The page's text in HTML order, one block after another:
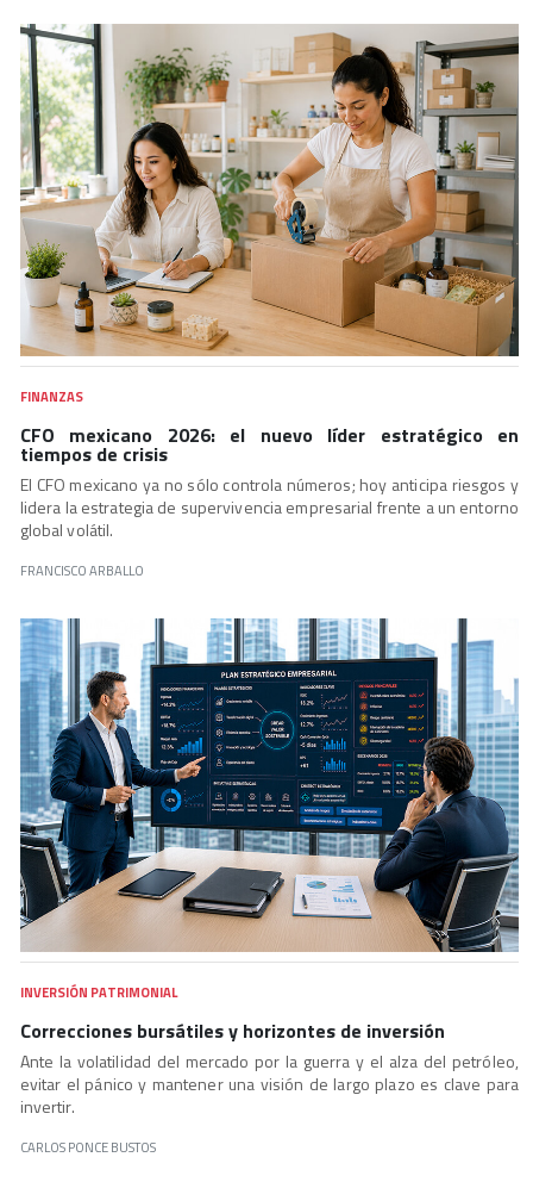
FINANZAS
CFO mexicano 2026: el nuevo líder estratégico en
tiempos de crisis
El CFO mexicano ya no sólo controla números; hoy anticipa riesgos y
lidera la estrategia de supervivencia empresarial frente a un entorno
global volátil.
FRANCISCO ARBALLO
INVERSIÓN PATRIMONIAL
Correcciones bursátiles y horizontes de inversión
Ante la volatilidad del mercado por la guerra y el alza del petróleo,
evitar el pánico y mantener una visión de largo plazo es clave para
invertir.
CARLOS PONCE BUSTOS